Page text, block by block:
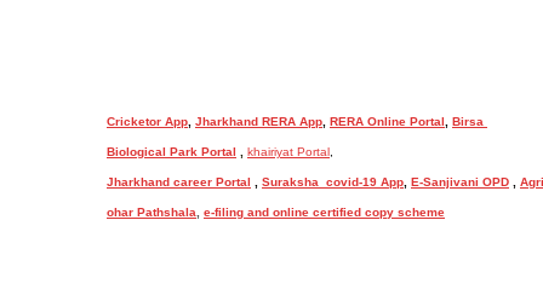
Cricketor App Jharkhand RERA App RERA Online Portal Birsa
Biological Park Portal khairiyat Portal
Jharkhand career Portal Suraksha  covid-19 App E-Sanjivani OPD
ohar Pathshala e-filing and online certified copy scheme